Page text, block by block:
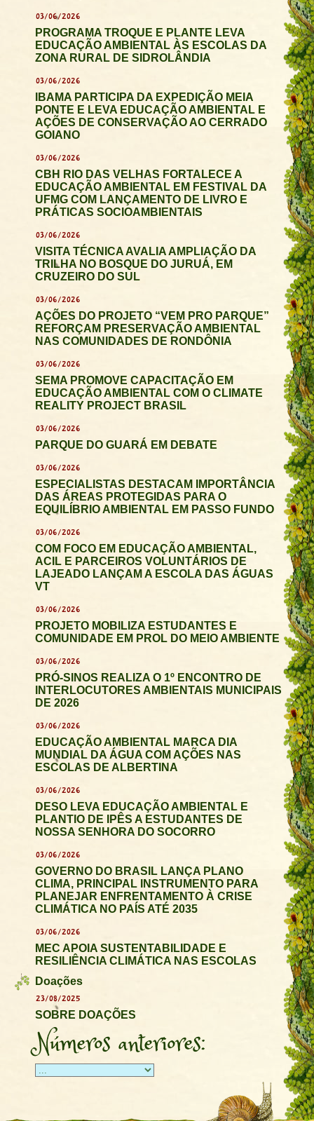
03/06/2026
PROGRAMA TROQUE E PLANTE LEVA
EDUCAÇÃO AMBIENTAL ÀS ESCOLAS DA
ZONA RURAL DE SIDROLÂNDIA
03/06/2026
IBAMA PARTICIPA DA EXPEDIÇÃO MEIA
PONTE E LEVA EDUCAÇÃO AMBIENTAL E
AÇÕES DE CONSERVAÇÃO AO CERRADO
GOIANO
03/06/2026
CBH RIO DAS VELHAS FORTALECE A
EDUCAÇÃO AMBIENTAL EM FESTIVAL DA
UFMG COM LANÇAMENTO DE LIVRO E
PRÁTICAS SOCIOAMBIENTAIS
03/06/2026
VISITA TÉCNICA AVALIA AMPLIAÇÃO DA
TRILHA NO BOSQUE DO JURUÁ, EM
CRUZEIRO DO SUL
03/06/2026
AÇÕES DO PROJETO “VEM PRO PARQUE”
REFORÇAM PRESERVAÇÃO AMBIENTAL
NAS COMUNIDADES DE RONDÔNIA
03/06/2026
SEMA PROMOVE CAPACITAÇÃO EM
EDUCAÇÃO AMBIENTAL COM O CLIMATE
REALITY PROJECT BRASIL
03/06/2026
PARQUE DO GUARÁ EM DEBATE
03/06/2026
ESPECIALISTAS DESTACAM IMPORTÂNCIA
DAS ÁREAS PROTEGIDAS PARA O
EQUILÍBRIO AMBIENTAL EM PASSO FUNDO
03/06/2026
COM FOCO EM EDUCAÇÃO AMBIENTAL,
ACIL E PARCEIROS VOLUNTÁRIOS DE
LAJEADO LANÇAM A ESCOLA DAS ÁGUAS
VT
03/06/2026
PROJETO MOBILIZA ESTUDANTES E
COMUNIDADE EM PROL DO MEIO AMBIENTE
03/06/2026
PRÓ-SINOS REALIZA O 1º ENCONTRO DE
INTERLOCUTORES AMBIENTAIS MUNICIPAIS
DE 2026
03/06/2026
EDUCAÇÃO AMBIENTAL MARCA DIA
MUNDIAL DA ÁGUA COM AÇÕES NAS
ESCOLAS DE ALBERTINA
03/06/2026
DESO LEVA EDUCAÇÃO AMBIENTAL E
PLANTIO DE IPÊS A ESTUDANTES DE
NOSSA SENHORA DO SOCORRO
03/06/2026
GOVERNO DO BRASIL LANÇA PLANO
CLIMA, PRINCIPAL INSTRUMENTO PARA
PLANEJAR ENFRENTAMENTO À CRISE
CLIMÁTICA NO PAÍS ATÉ 2035
03/06/2026
MEC APOIA SUSTENTABILIDADE E
RESILIÊNCIA CLIMÁTICA NAS ESCOLAS
Doações
23/08/2025
SOBRE DOAÇÕES
Números anteriores: